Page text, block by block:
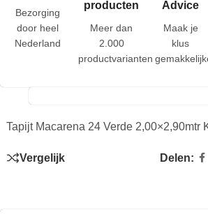
Bezorging
door heel
Nederland
producten
Meer dan
2.000
productvarianten
Advice
Maak je
klus
Tapijt Macarena 24 Verde 2,00×2,90mtr
Vergelijk Delen: